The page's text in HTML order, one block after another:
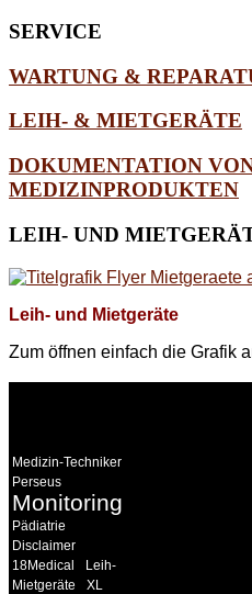
SERVICE
WARTUNG &
LEIH- & MIETGERÄTE
DOKUMENTATION
MEDIZINPRODUKTEN
LEIH- UND
Leih- und Mietgeräte
Zum öffnen einfach die Grafik
Medizin-Techniker
Perseus
Monitoring
Pädiatrie
Disclaimer
18Medical
Leih-
Mietgeräte
XL